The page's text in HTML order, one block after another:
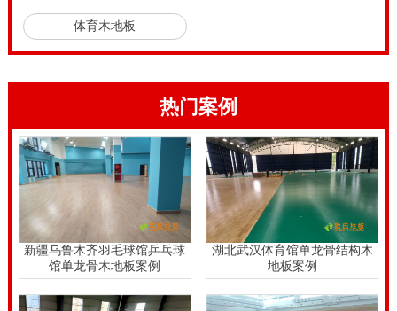
体育木地板
热门案例
新疆乌鲁木齐羽毛球馆乒乓球
馆单龙骨木地板案例
湖北武汉体育馆单龙骨结构木
地板案例